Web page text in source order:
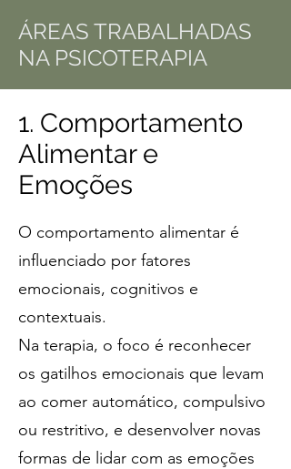
ÁREAS TRABALHADAS
NA PSICOTERAPIA
1. Comportamento
Alimentar e
Emoções
O comportamento alimentar é
influenciado por fatores
emocionais, cognitivos e
contextuais.
Na terapia, o foco é reconhecer
os gatilhos emocionais que levam
ao comer automático, compulsivo
ou restritivo, e desenvolver novas
formas de lidar com as emoções